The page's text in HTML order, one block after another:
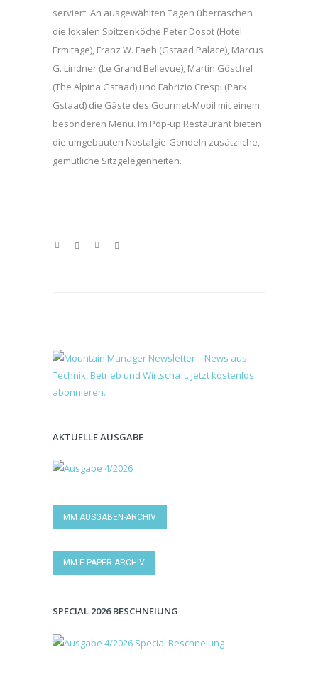
serviert. An ausgewählten Tagen überraschen
die lokalen Spitzenköche Peter Dosot (Hotel
Ermitage), Franz W. Faeh (Gstaad Palace), Marcus
G. Lindner (Le Grand Bellevue), Martin Göschel
(The Alpina Gstaad) und Fabrizio Crespi (Park
Gstaad) die Gäste des Gourmet-Mobil mit einem
besonderen Menü. Im Pop-up Restaurant bieten
die umgebauten Nostalgie-Gondeln zusätzliche,
gemütliche Sitzgelegenheiten.
AKTUELLE AUSGABE
MM AUSGABEN-ARCHIV
MM E-PAPER-ARCHIV
SPECIAL 2026 BESCHNEIUNG